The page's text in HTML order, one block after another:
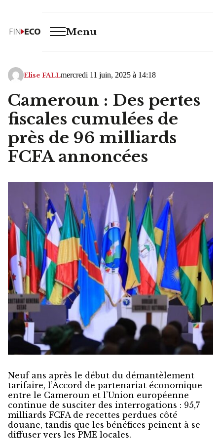
Menu
Elise FALLmercredi 11 juin, 2025 à 14:18
Cameroun : Des pertes
fiscales cumulées de
près de 96 milliards
FCFA annoncées
Neuf ans après le début du démantèlement
tarifaire, l’Accord de partenariat économique
entre le Cameroun et l’Union européenne
continue de susciter des interrogations : 95,7
milliards FCFA de recettes perdues côté
douane, tandis que les bénéfices peinent à se
diffuser vers les PME locales.